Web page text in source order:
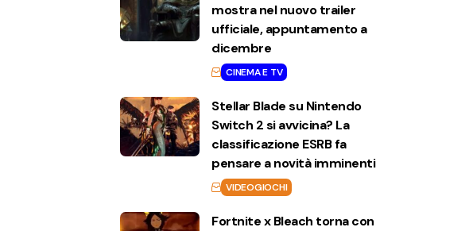
mostra nel nuovo trailer
ufficiale, appuntamento a
dicembre
CINEMA E TV
Stellar Blade su Nintendo
Switch 2 si avvicina? La
classificazione ESRB fa
pensare a novità imminenti
VIDEOGIOCHI
Fortnite x Bleach torna con